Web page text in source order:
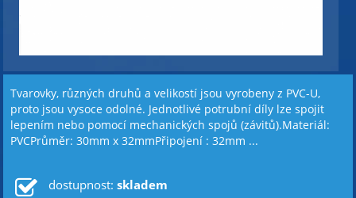
Tvarovky, různých druhů a velikostí jsou vyrobeny z PVC-U,
proto jsou vysoce odolné. Jednotlivé potrubní díly lze spojit
lepením nebo pomocí mechanických spojů (závitů).Materiál:
PVCPrůměr: 30mm x 32mmPřipojení : 32mm ...
dostupnost: skladem